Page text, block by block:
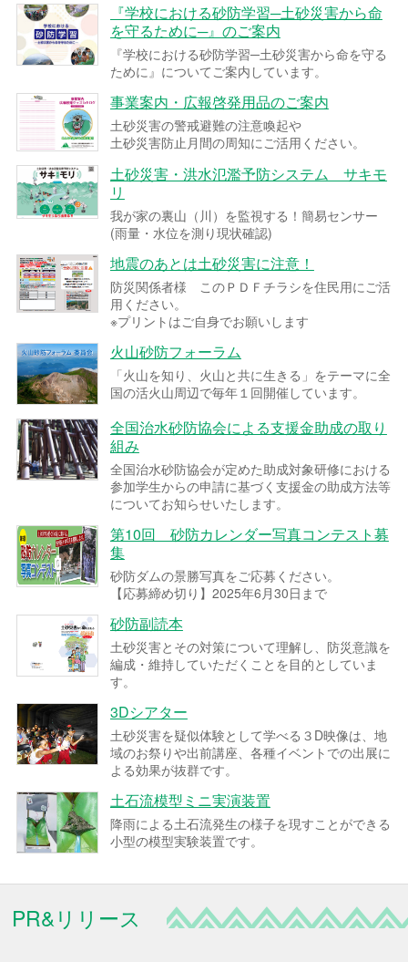
『学校における砂防学習─土砂災害から命
を守るために─』のご案内
『学校における砂防学習─土砂災害から命を守る
ために』についてご案内しています。
事業案内・広報啓発用品のご案内
土砂災害の警戒避難の注意喚起や
土砂災害防止月間の周知にご活用ください。
土砂災害・洪水氾濫予防システム サキモ
リ
我が家の裏山（川）を監視する！簡易センサー
(雨量・水位を測り現状確認)
地震のあとは土砂災害に注意！
防災関係者様 このＰＤＦチラシを住民用にご活
用ください。
※プリントはご自身でお願いします
火山砂防フォーラム
「火山を知り、火山と共に生きる」をテーマに全
国の活火山周辺で毎年１回開催しています。
全国治水砂防協会による支援金助成の取り
組み
全国治水砂防協会が定めた助成対象研修における
参加学生からの申請に基づく支援金の助成方法等
についてお知らせいたします。
第10回 砂防カレンダー写真コンテスト募
集
砂防ダムの景勝写真をご応募ください。
【応募締め切り】2025年6月30日まで
砂防副読本
土砂災害とその対策について理解し、防災意識を
編成・維持していただくことを目的としていま
す。
3Dシアター
土砂災害を疑似体験として学べる３D映像は、地
域のお祭りや出前講座、各種イベントでの出展に
よる効果が抜群です。
土石流模型ミニ実演装置
降雨による土石流発生の様子を現すことができる
小型の模型実験装置です。
PR&リリース